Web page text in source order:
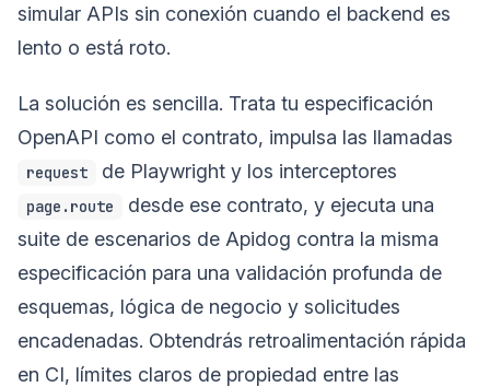
simular APIs sin conexión cuando el backend es
lento o está roto.
La solución es sencilla. Trata tu especificación
OpenAPI como el contrato, impulsa las llamadas
request de Playwright y los interceptores
page.route
desde ese contrato, y ejecuta una
suite de escenarios de Apidog contra la misma
especificación para una validación profunda de
esquemas, lógica de negocio y solicitudes
encadenadas. Obtendrás retroalimentación rápida
en CI, límites claros de propiedad entre las